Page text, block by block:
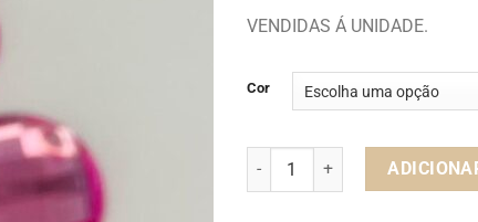
VENDIDAS Á UNIDADE.
Cor
Quantidade de PEDRAS 12MM